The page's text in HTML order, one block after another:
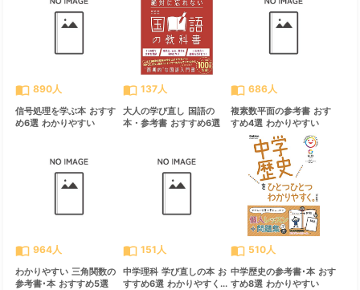
import_contacts 890人
信号処理を学ぶ本 おすす
め6選 わかりやすい
import_contacts 137人
大人の学び直し 国語の
本・参考書 おすすめ6選
import_contacts 686人
複素数平面の参考書 おす
すめ4選 わかりやすい
import_contacts 964人
わかりやすい 三角関数の
参考書･本 おすすめ5選
import_contacts 151人
中学理科 学び直しの本 お
すすめ6選 わかりやすく...
import_contacts 510人
中学歴史の参考書･本 おす
すめ8選 わかりやすい